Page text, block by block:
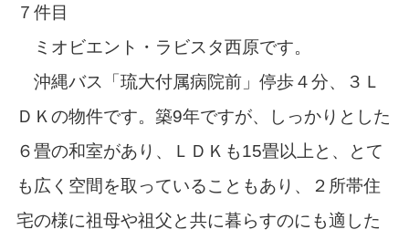
７件目
ミオビエント・ラビスタ西原です。
沖縄バス「琉大付属病院前」停歩４分、３Ｌ
ＤＫの物件です。築9年ですが、しっかりとした
６畳の和室があり、ＬＤＫも15畳以上と、とて
も広く空間を取っていることもあり、２所帯住
宅の様に祖母や祖父と共に暮らすのにも適した